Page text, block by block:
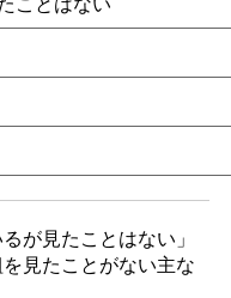
が見たことはない」
見たことがない主な